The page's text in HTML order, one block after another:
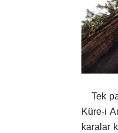
Tek
Küre-i
karalar